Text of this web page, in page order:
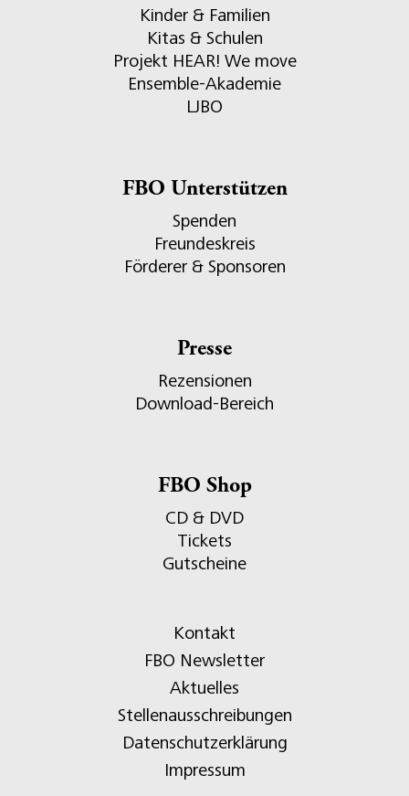
Kinder & Familien
Kitas & Schulen
Projekt HEAR! We move
Ensemble-Akademie
LJBO
FBO Unterstützen
Spenden
Freundeskreis
Förderer & Sponsoren
Presse
Rezensionen
Download-Bereich
FBO Shop
CD & DVD
Tickets
Gutscheine
Kontakt
FBO Newsletter
Aktuelles
Stellenausschreibungen
Datenschutzerklärung
Impressum